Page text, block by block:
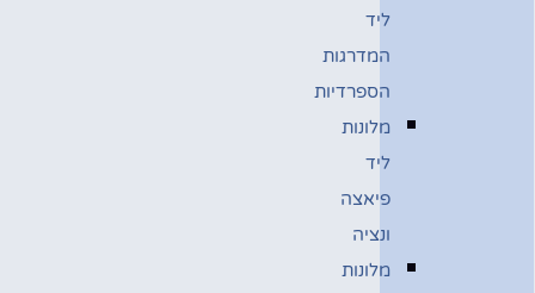
ליד
המדרגות
הספרדיות
מלונות
ליד
פיאצה
ונציה
מלונות